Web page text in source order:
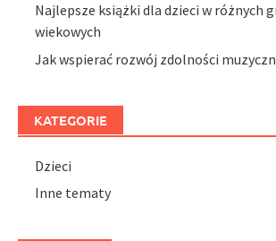
Najlepsze książki dla dzieci w różnych
wiekowych
Jak wspierać rozwój zdolności
KATEGORIE
Dzieci
Inne tematy